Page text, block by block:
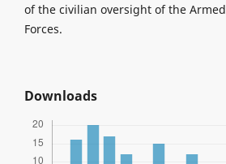
of the civilian oversight of the Armed
Forces.
Downloads